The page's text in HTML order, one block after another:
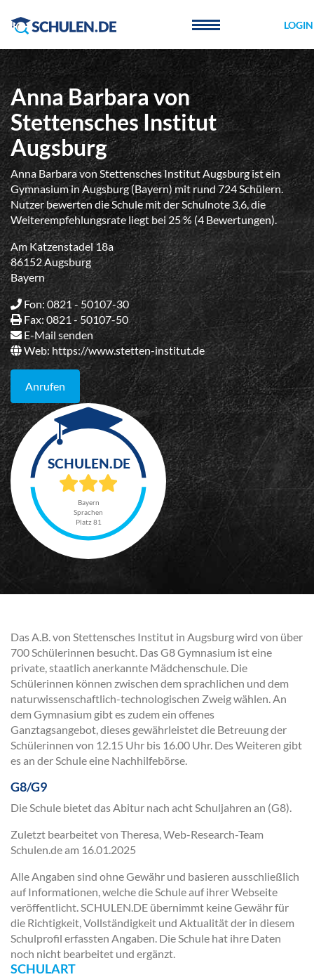
LOGIN
Anna Barbara von
Stettensches Institut
Augsburg
Anna Barbara von Stettensches Institut Augsburg ist ein
Gymnasium in Augsburg (Bayern) mit rund 724 Schülern.
Nutzer bewerten die Schule mit der Schulnote 3,6, die
Weiterempfehlungsrate liegt bei 25 % (4 Bewertungen).
Am Katzenstadel 18a
86152 Augsburg
Bayern
Fon: 0821 - 50107-30
Fax: 0821 - 50107-50
E-Mail senden
Web: https://www.stetten-institut.de
Anrufen
Bayern
Sprachen
Platz 81
Das A.B. von Stettensches Institut in Augsburg wird von über
700 Schülerinnen besucht. Das G8 Gymnasium ist eine
private, staatlich anerkannte Mädchenschule. Die
Schülerinnen können zwischen dem sprachlichen und dem
naturwissenschaftlich-technologischen Zweig wählen. An
dem Gymnasium gibt es zudem ein offenes
Ganztagsangebot, dieses gewährleistet die Betreuung der
Schülerinnen von 12.15 Uhr bis 16.00 Uhr. Des Weiteren gibt
es an der Schule eine Nachhilfebörse.
G8/G9
Die Schule bietet das Abitur nach acht Schuljahren an (G8).
Zuletzt bearbeitet von Theresa, Web-Research-Team
Schulen.de am 16.01.2025
Alle Angaben sind ohne Gewähr und basieren ausschließlich
auf Informationen, welche die Schule auf ihrer Webseite
veröffentlicht. SCHULEN.DE übernimmt keine Gewähr für
die Richtigkeit, Vollständigkeit und Aktualität der in diesem
Schulprofil erfassten Angaben. Die Schule hat ihre Daten
noch nicht bearbeitet und ergänzt.
SCHULART